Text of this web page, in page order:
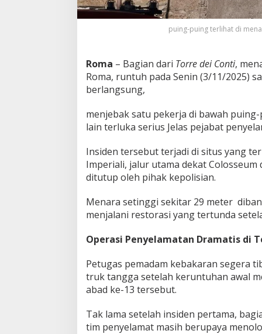
s
i
puing-puing terlihat di
Roma – Bagian dari Torre dei Conti,
Roma, runtuh pada Senin (3/11/2025)
berlangsung,
menjebak satu pekerja di bawah
lain terluka serius Jelas pejabat
Insiden tersebut terjadi di situs yang
Imperiali, jalur utama dekat
ditutup oleh pihak kepolisian.
Menara setinggi sekitar 29 meter
menjalani restorasi yang tertunda
Operasi Penyelamatan Dramatis di
Petugas pemadam kebakaran segera
truk tangga setelah keruntuhan awal
abad ke-13 tersebut.
Tak lama setelah insiden pertama,
tim penyelamat masih berupaya